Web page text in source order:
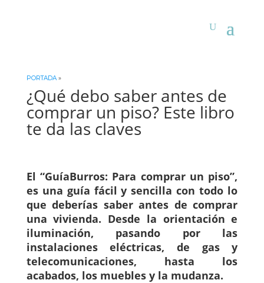
PORTADA»
¿Qué debo saber antes de
comprar un piso? Este libro
te da las claves
El“GuíaBurros: Para comprar un piso”,
es una guía fácil y sencilla con todo lo
que deberías saber antes de comprar
una vivienda. Desde la orientación e
iluminación, pasando por las
instalaciones eléctricas, de gas y
telecomunicaciones, hasta los
acabados, los muebles y la mudanza.